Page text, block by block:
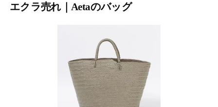
エクラ売れ｜Aetaのバッグ